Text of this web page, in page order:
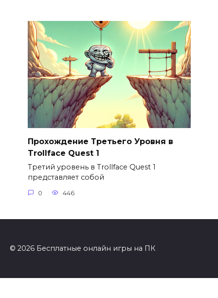
Прохождение Третьего Уровня в
Trollface Quest 1
Третий уровень в Trollface Quest 1
представляет собой
0 446
© 2026 Бесплатные онлайн игры на ПК